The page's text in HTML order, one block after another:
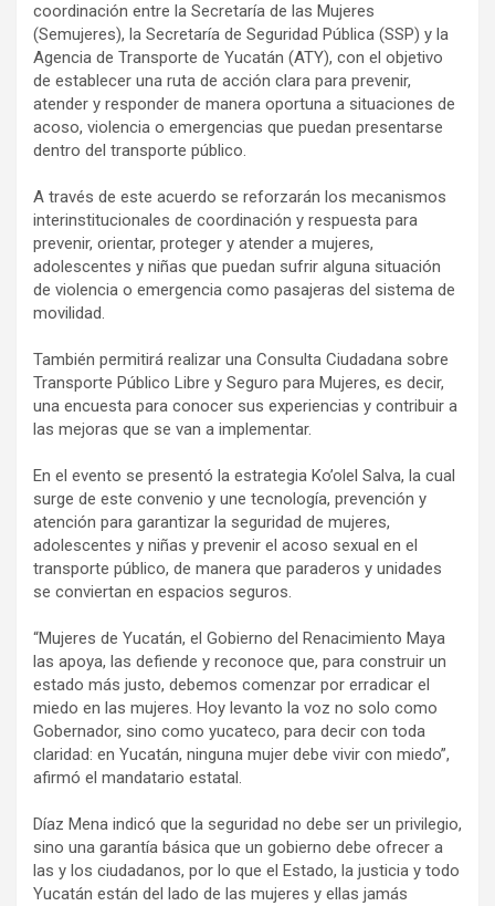
coordinación entre la Secretaría de las Mujeres
(Semujeres), la Secretaría de Seguridad Pública (SSP) y la
Agencia de Transporte de Yucatán (ATY), con el objetivo
de establecer una ruta de acción clara para prevenir,
atender y responder de manera oportuna a situaciones de
acoso, violencia o emergencias que puedan presentarse
dentro del transporte público.
A través de este acuerdo se reforzarán los mecanismos
interinstitucionales de coordinación y respuesta para
prevenir, orientar, proteger y atender a mujeres,
adolescentes y niñas que puedan sufrir alguna situación
de violencia o emergencia como pasajeras del sistema de
movilidad.
También permitirá realizar una Consulta Ciudadana sobre
Transporte Público Libre y Seguro para Mujeres, es decir,
una encuesta para conocer sus experiencias y contribuir a
las mejoras que se van a implementar.
En el evento se presentó la estrategia Ko’olel Salva, la cual
surge de este convenio y une tecnología, prevención y
atención para garantizar la seguridad de mujeres,
adolescentes y niñas y prevenir el acoso sexual en el
transporte público, de manera que paraderos y unidades
se conviertan en espacios seguros.
“Mujeres de Yucatán, el Gobierno del Renacimiento Maya
las apoya, las defiende y reconoce que, para construir un
estado más justo, debemos comenzar por erradicar el
miedo en las mujeres. Hoy levanto la voz no solo como
Gobernador, sino como yucateco, para decir con toda
claridad: en Yucatán, ninguna mujer debe vivir con miedo”,
afirmó el mandatario estatal.
Díaz Mena indicó que la seguridad no debe ser un privilegio,
sino una garantía básica que un gobierno debe ofrecer a
las y los ciudadanos, por lo que el Estado, la justicia y todo
Yucatán están del lado de las mujeres y ellas jamás